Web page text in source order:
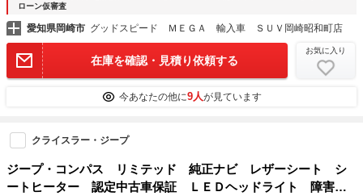
ローン仮審査
愛知県岡崎市 グッドスピード ＭＥＧＡ 輸入車 ＳＵＶ岡崎昭和町店
在庫を確認・見積り依頼する
お気に入り
今あなたの他に9人が見ています
クライスラー・ジープ
ジープ・コンパス リミテッド 純正ナビ レザーシート シ
ートヒーター 認定中古車保証 ＬＥＤヘッドライト 障害物